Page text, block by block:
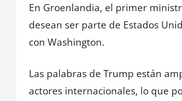
En Groenlandia, el primer
desean ser parte de Estados
con Washington.
Las palabras de Trump están
actores internacionales, lo que